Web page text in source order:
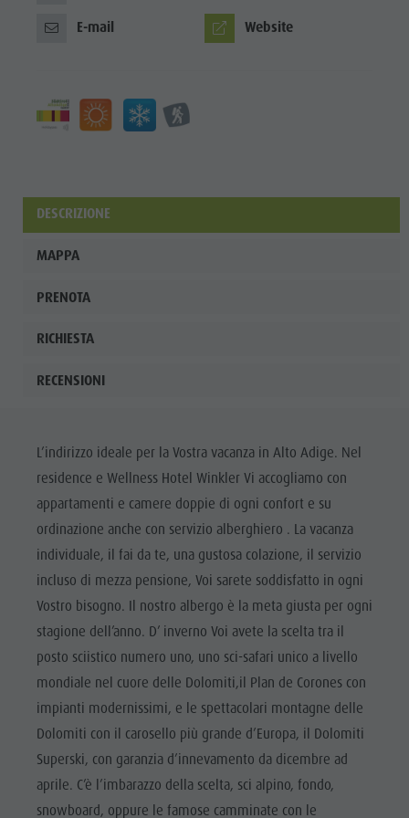
E-mail Website
DESCRIZIONE
MAPPA
PRENOTA
RICHIESTA
RECENSIONI
L’indirizzo ideale per la Vostra vacanza in Alto Adige. Nel
residence e Wellness Hotel Winkler Vi accogliamo con
appartamenti e camere doppie di ogni confort e su
ordinazione anche con servizio alberghiero . La vacanza
individuale, il fai da te, una gustosa colazione, il servizio
incluso di mezza pensione, Voi sarete soddisfatto in ogni
Vostro bisogno. Il nostro albergo è la meta giusta per ogni
stagione dell’anno. D’ inverno Voi avete la scelta tra il
posto sciistico numero uno, uno sci-safari unico a livello
mondiale nel cuore delle Dolomiti,il Plan de Corones con
impianti modernissimi, e le spettacolari montagne delle
Dolomiti con il carosello più grande d’Europa, il Dolomiti
Superski, con garanzia d’innevamento da dicembre ad
aprile. C’è l’imbarazzo della scelta, sci alpino, fondo,
snowboard, oppure le famose camminate con le